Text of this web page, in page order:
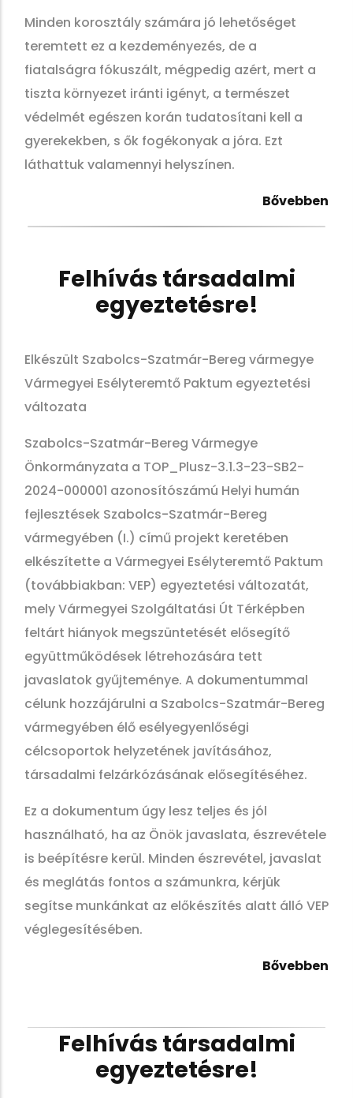
Minden korosztály számára jó lehetőséget
teremtett ez a kezdeményezés, de a
fiatalságra fókuszált, mégpedig azért, mert a
tiszta környezet iránti igényt, a természet
védelmét egészen korán tudatosítani kell a
gyerekekben, s ők fogékonyak a jóra. Ezt
láthattuk valamennyi helyszínen.
Bővebben
Felhívás társadalmi
egyeztetésre!
Elkészült Szabolcs-Szatmár-Bereg vármegye
Vármegyei Esélyteremtő Paktum egyeztetési
változata
Szabolcs-Szatmár-Bereg Vármegye
Önkormányzata a TOP_Plusz-3.1.3-23-SB2-
2024-000001 azonosítószámú Helyi humán
fejlesztések Szabolcs-Szatmár-Bereg
vármegyében (I.) című projekt keretében
elkészítette a Vármegyei Esélyteremtő Paktum
(továbbiakban: VEP) egyeztetési változatát,
mely Vármegyei Szolgáltatási Út Térképben
feltárt hiányok megszüntetését elősegítő
együttműködések létrehozására tett
javaslatok gyűjteménye. A dokumentummal
célunk hozzájárulni a Szabolcs-Szatmár-Bereg
vármegyében élő esélyegyenlőségi
célcsoportok helyzetének javításához,
társadalmi felzárkózásának elősegítéséhez.
Ez a dokumentum úgy lesz teljes és jól
használható, ha az Önök javaslata, észrevétele
is beépítésre kerül. Minden észrevétel, javaslat
és meglátás fontos a számunkra, kérjük
segítse munkánkat az előkészítés alatt álló VEP
véglegesítésében.
Bővebben
Felhívás társadalmi
egyeztetésre!